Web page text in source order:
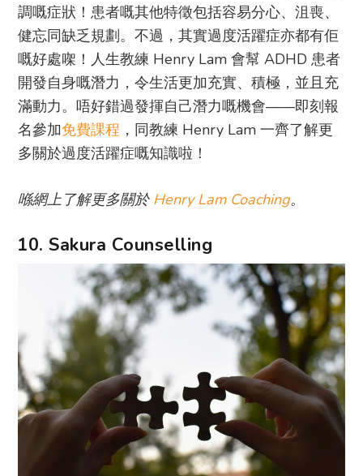
調嘅症狀！患者嘅其他特徵包括容易分心、沮喪、
健忘同缺乏規劃。不過，其實過度活躍症亦都有佢
嘅好處㗎！人生教練 Henry Lam 會幫 ADHD 患者
開發自身嘅潛力，令生活更加充實、積極，並且充
滿動力。唔好錯過發揮自己潛力嘅機會——即刻報
名參加免費課程 ，同教練 Henry Lam 一齊了解更
多關於過度活躍症嘅知識啦！
喺網上了解更多關於 Henry Lam Coaching。
10. Sakura Counselling